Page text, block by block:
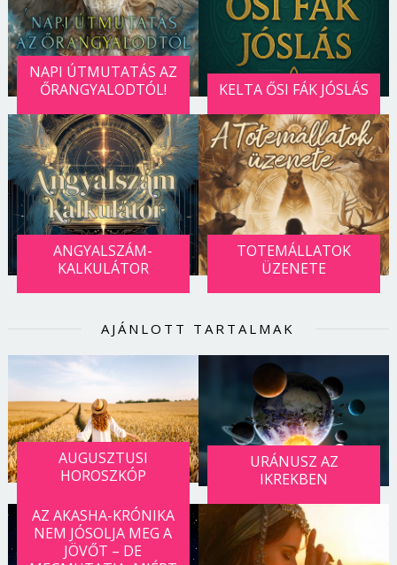
NAPI ÚTMUTATÁS AZ
ŐRANGYALODTÓL!
KELTA ŐSI FÁK JÓSLÁS
ANGYALSZÁM-
KALKULÁTOR
TOTEMÁLLATOK
ÜZENETE
AJÁNLOTT TARTALMAK
AUGUSZTUSI
HOROSZKÓP
URÁNUSZ AZ
IKREKBEN
AZ AKASHA-KRÓNIKA
NEM JÓSOLJA MEG A
JÖVŐT – DE